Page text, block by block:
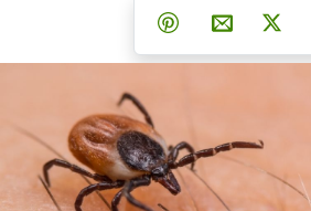
Teilen aufTeilen
Teilen auf
Per E-